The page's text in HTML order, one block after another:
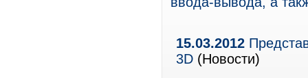
15.03.2012
3D (Новости)